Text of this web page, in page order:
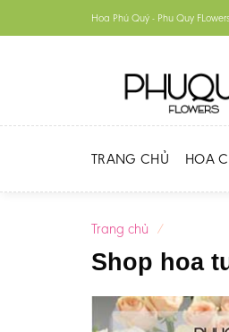
to
Hoa Phú Quý - Phu Quy
TRANG CHỦ HOA
Trang chủ /
Shop hoa